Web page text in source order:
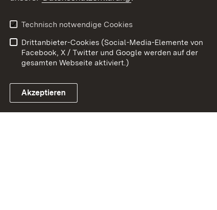
Link zum Landesportal
Datenschutz
Barrierefreiheit
Impressum
Cookies
Technisch notwendige Cookies
Drittanbieter-Cookies (Social-Media-Elemente von
Facebook, X / Twitter und Google werden auf der
gesamten Webseite aktiviert.)
Akzeptieren